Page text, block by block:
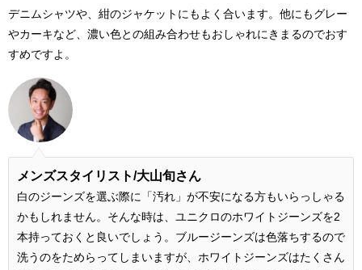
デニムシャツや、紺のジャケットにもよく合います。他にもグレー
やカーキなど、濃い色との組み合わせもおしゃれにきまるのでおす
すめですよ。
メンズスタイリスト/大山旬さん
白のジーンズを選ぶ際に「汚れ」が不安になる方もいらっしゃる
かもしれません。そんな時は、ユニクロのホワイトジーンズを2
本持っておくと良いでしょう。ブルージーンズは色落ちするので
洗うのをためらってしまいますが、ホワイトジーンズはたくさん